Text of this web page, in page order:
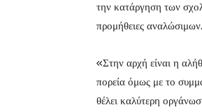
την κατάργηση των
προμήθειες αναλώσιμων.
«Στην αρχή είναι η
πορεία όμως με το
θέλει καλύτερη